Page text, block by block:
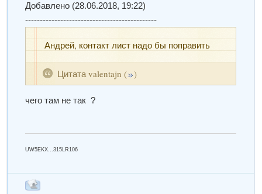
Добавлено (28.06.2018, 19:22)
---------------------------------------------
Цитата valentajn ( )
Андрей, контакт лист надо бы поправить
чего там не так ?
UW5EKX...315LR106